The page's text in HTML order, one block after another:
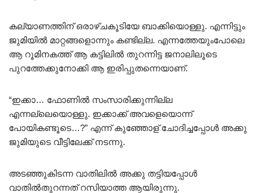
കല്യാണത്തിന് ഒരാഴ്ചകൂടിയേ ബാക്കിയൊള്ളു. എന്നിട്ടും
ജുമിയിൽ മാറ്റങ്ങളൊന്നും കണ്ടില്ല. എന്നത്തേയുംപോലെ
ആ റൂമിനകത്ത് ആ കട്ടിലിൽ തുറന്നിട്ട ജനാലിലൂടെ
പുറത്തേക്കുനോക്കി ആ ഇരിപ്പുതന്നെയാണ്.
“ഇക്കാ… ഫോണിൽ സംസാരിക്കുന്നില്ല
എന്നല്ലെയൊള്ളു. ഇക്കാക്ക് അവളെയൊന്ന്
പോയികണ്ടൂടെ…?” എന്ന് കുഞ്ഞോള് ചോദിച്ചപ്പോൾ അക്കു
ജുമിയുടെ വീട്ടിലേക്ക് നടന്നു.
അടഞ്ഞുകിടന്ന വാതിലിൽ അക്കു തട്ടിയപ്പോൾ
വാതിൽതുറന്നത് റസിയാത്ത ആയിരുന്നു.